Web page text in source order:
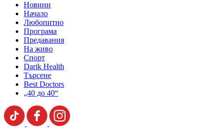
Новини
Начало
Любопитно
Програма
Предавания
На живо
Спорт
Darik Health
Търсене
Best Doctors
„40 до 40“